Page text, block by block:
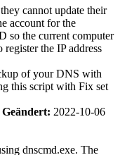
cannot update their
account for the
so the current computer
the IP address
of your DNS with
this script with Fix set
Geändert: 2022-10-06
dnscmd.exe. The